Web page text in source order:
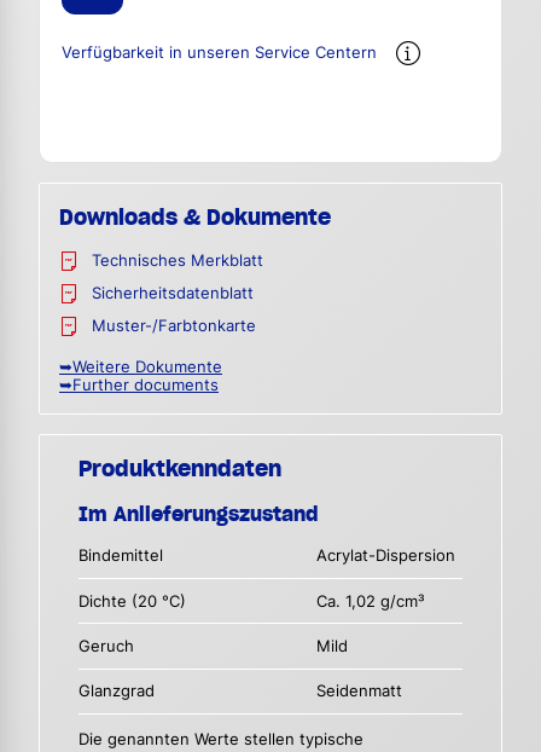
Verfügbarkeit in unseren Service Centern
Downloads & Dokumente
Technisches Merkblatt
Sicherheitsdatenblatt
Muster-/Farbtonkarte
➥Weitere Dokumente
➥Further documents
Produktkenndaten
Im Anlieferungszustand
Bindemittel Acrylat-Dispersion
Dichte (20 °C) Ca. 1,02 g/cm³
Geruch Mild
Glanzgrad Seidenmatt
Die genannten Werte stellen typische